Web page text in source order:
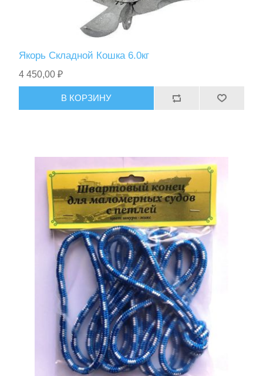
Якорь Складной Кошка 6.0кг
4 450,00 ₽
В КОРЗИНУ